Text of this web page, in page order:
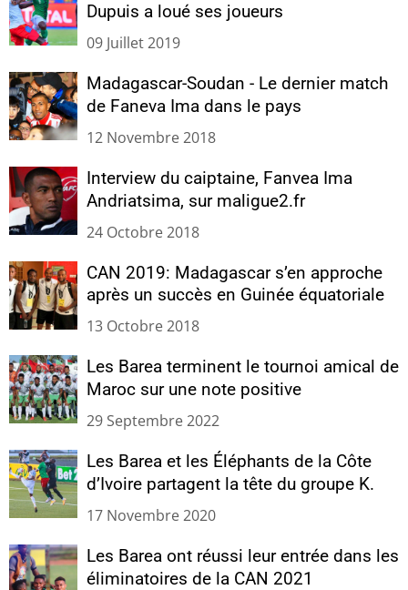
Dupuis a loué ses joueurs
09 Juillet 2019
Madagascar-Soudan - Le dernier match
de Faneva Ima dans le pays
12 Novembre 2018
Interview du caiptaine, Fanvea Ima
Andriatsima, sur maligue2.fr
24 Octobre 2018
CAN 2019: Madagascar s’en approche
après un succès en Guinée équatoriale
13 Octobre 2018
Les Barea terminent le tournoi amical de
Maroc sur une note positive
29 Septembre 2022
Les Barea et les Éléphants de la Côte
d’Ivoire partagent la tête du groupe K.
17 Novembre 2020
Les Barea ont réussi leur entrée dans les
éliminatoires de la CAN 2021